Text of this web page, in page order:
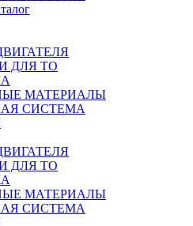
ДЛЯ ТО
МАТЕРИАЛЫ
СИСТЕМА
ДЛЯ ТО
МАТЕРИАЛЫ
СИСТЕМА